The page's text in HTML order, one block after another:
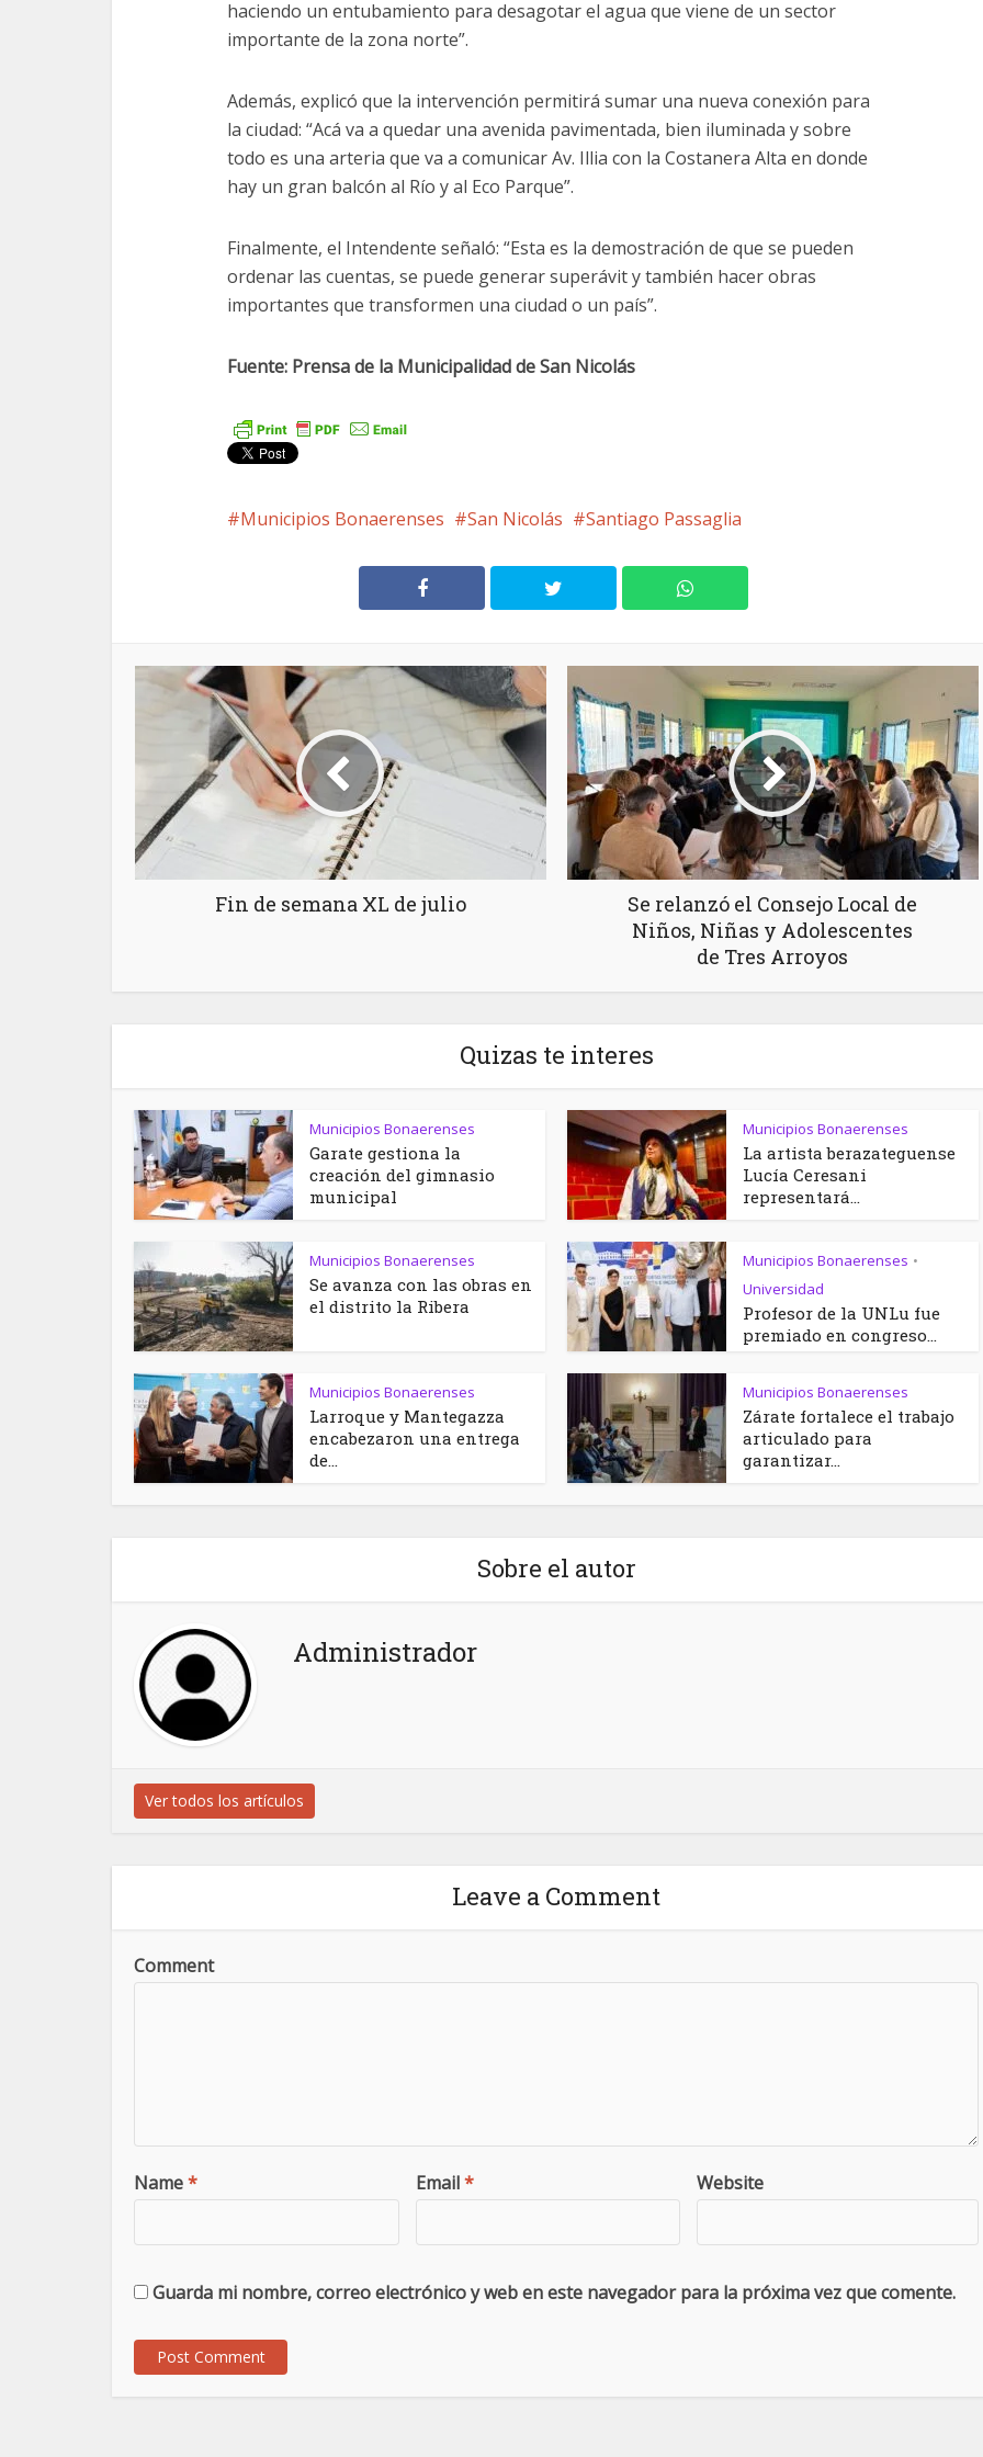
haciendo un entubamiento para desagotar el agua que viene de un sector
importante de la zona norte”.
Además, explicó que la intervención permitirá sumar una nueva conexión para
la ciudad: “Acá va a quedar una avenida pavimentada, bien iluminada y sobre
todo es una arteria que va a comunicar Av. Illia con la Costanera Alta en donde
hay un gran balcón al Río y al Eco Parque”.
Finalmente, el Intendente señaló: “Esta es la demostración de que se pueden
ordenar las cuentas, se puede generar superávit y también hacer obras
importantes que transformen una ciudad o un país”.
Fuente: Prensa de la Municipalidad de San Nicolás
Municipios Bonaerenses San Nicolás Santiago Passaglia
Fin de semana XL de julio
Se relanzó el Consejo Local de
Niños, Niñas y Adolescentes
de Tres Arroyos
Quizas te interes
Municipios Bonaerenses
Garate gestiona la
creación del gimnasio
municipal
Municipios Bonaerenses
La artista berazateguense
Lucía Ceresani
representará...
Municipios Bonaerenses
Se avanza con las obras en
el distrito la Ribera
Municipios Bonaerenses •
Universidad
Profesor de la UNLu fue
premiado en congreso...
Municipios Bonaerenses
Larroque y Mantegazza
encabezaron una entrega
de...
Municipios Bonaerenses
Zárate fortalece el trabajo
articulado para
garantizar...
Sobre el autor
Administrador
Ver todos los artículos
Leave a Comment
Comment
Name* Email* Website
Guarda mi nombre, correo electrónico y web en este navegador para la próxima vez que comente.